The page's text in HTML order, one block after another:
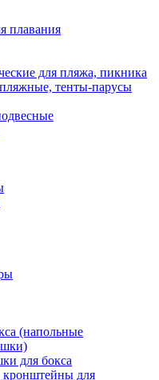
плавания
для пляжа, пикника
тенты-парусы
(напольные
для бокса
кронштейны для